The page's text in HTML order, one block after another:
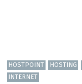
HOSTPOINT HOSTING
INTERNET